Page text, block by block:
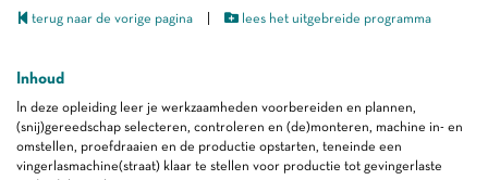
terug naar de vorige pagina lees het uitgebreide programma
Inhoud
In deze opleiding leer je werkzaamheden voorbereiden en plannen,
(snij)gereedschap selecteren, controleren en (de)monteren, machine in- en
omstellen, proefdraaien en de productie opstarten, teneinde een
vingerlasmachine(straat) klaar te stellen voor productie tot gevingerlaste